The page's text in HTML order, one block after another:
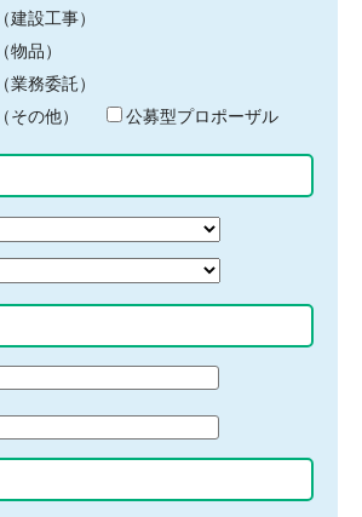
建設工事）
物品）
業務委託）
その他）
公募型プロポーザル